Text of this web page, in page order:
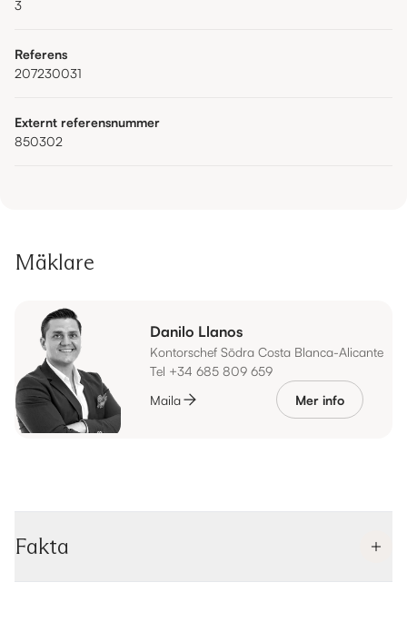
3
Referens
207230031
Externt referensnummer
850302
Mäklare
Danilo Llanos
Kontorschef Södra Costa Blanca-Alicante
Tel +34 685 809 659
Maila
Mer info
Fakta